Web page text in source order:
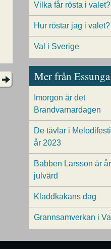
Vilka får rösta i valet?
Hur röstar jag i valet?
Val i Sverige
Mer från Essunga
Imorgon är det
Brandvarnardagen
De tävlar i
år 2023
Babben Larsson är
julvärd
Kladdkakans dag
Grannsamverkan i